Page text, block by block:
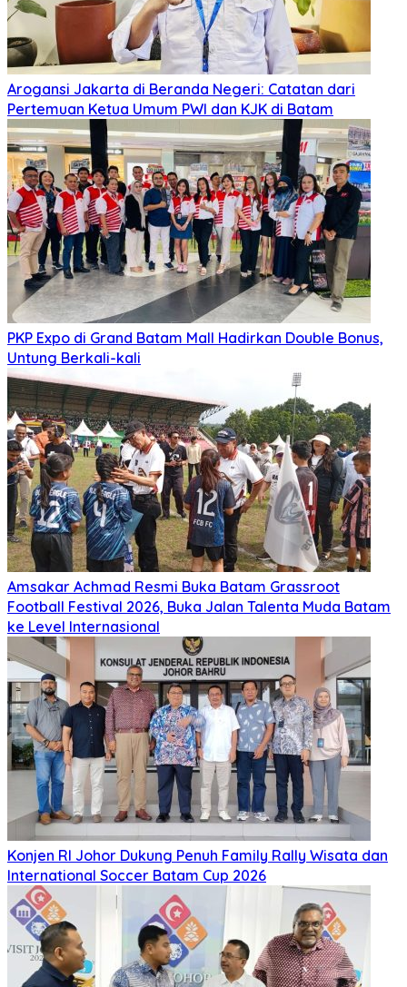
Arogansi Jakarta di Beranda Negeri: Catatan dari
Pertemuan Ketua Umum PWI dan KJK di Batam
PKP Expo di Grand Batam Mall Hadirkan Double Bonus,
Untung Berkali-kali
Amsakar Achmad Resmi Buka Batam Grassroot
Football Festival 2026, Buka Jalan Talenta Muda Batam
ke Level Internasional
Konjen RI Johor Dukung Penuh Family Rally Wisata dan
International Soccer Batam Cup 2026